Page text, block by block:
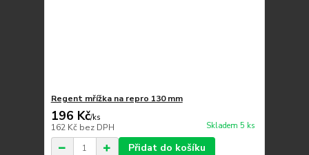
Regent mřížka na repro 130 mm
196 Kč/ks
162 Kč bez DPH Skladem 5 ks
Přidat do košíku